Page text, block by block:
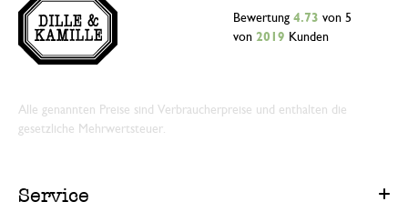
Bewertung 4.73 von 5
von 2019 Kunden
Alle genannten Preise sind Verbraucherpreise und enthalten die
gesetzliche Mehrwertsteuer.
Service